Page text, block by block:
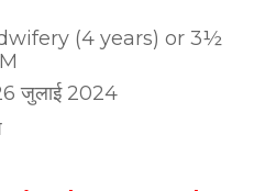
(4 years) or 3½
जुलाई 2024